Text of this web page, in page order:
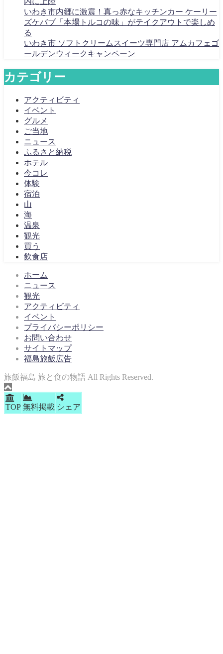
いわき市内郷に激震！真っ赤なキッチンカー ケーリー
ズケバブ「本場トルコの味」がテイクアウトで楽しめ
る
いわき市 ソフトクリームスイーツ専門店 アムカフェゴ
ールデンウィークキャンペーン
カテゴリー
アクティビティ
イベント
グルメ
ご当地
ニュース
ふるさと納税
ホテル
今コレ
体験
宿泊
山
海
温泉
観光
買う
飲食店
ホーム
ニュース
観光
アクティビティ
イベント
プライバシーポリシー
お問い合わせ
サイトマップ
福島旅飯広告
旅飯福島 旅と食の物語 All Rights Reserved.
TOP 無料掲載 シェア